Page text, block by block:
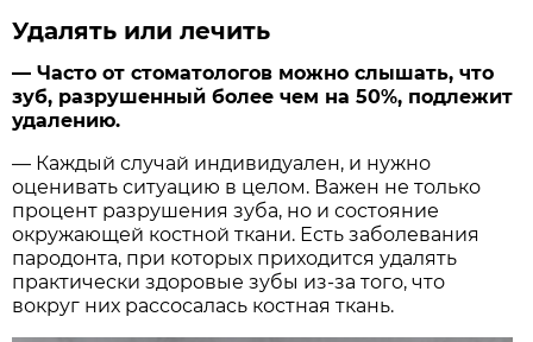
Удалять или лечить
— Часто от стоматологов можно слышать, что
зуб, разрушенный более чем на 50%, подлежит
удалению.
— Каждый случай индивидуален, и нужно
оценивать ситуацию в целом. Важен не только
процент разрушения зуба, но и состояние
окружающей костной ткани. Есть заболевания
пародонта, при которых приходится удалять
практически здоровые зубы из-за того, что
вокруг них рассосалась костная ткань.